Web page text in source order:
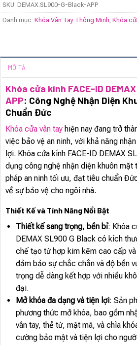
SKU: DEMAX.SL900-G-Black-APP
Danh mục: Khóa Vân Tay Thông Minh Khóa
MÔ TẢ
Khóa cửa kính FACE-ID
APP: Công Nghệ Nhận Diện
Chuẩn Đức
Khóa cửa vân tay hiện nay đang trở
việc bảo vệ an ninh, với khả năng
lợi. Khóa cửa kính FACE-ID DEMAX
dụng công nghệ nhận diện khuôn
pháp an ninh tối ưu, đạt tiêu chuẩn
về sự bảo vệ cho ngôi nhà.
Thiết Kế và Tính Năng Nổi Bật
Thiết kế sang trọng, bền bỉ: Khóa
DEMAX SL900 G Black có kích
chế tạo từ hợp kim kẽm cao cấp
đảm bảo sự chắc chắn và độ bền
trọng dễ dàng kết hợp với nhiều
đại.
Mở khóa đa dạng và tiện lợi: Sản
phương thức mở khóa, bao gồm
vân tay, thẻ từ, mật mã, và chìa
cường bảo mật và tiện lợi cho